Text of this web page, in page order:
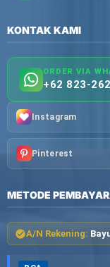
KONTAK KAMI
ORDER VIA
+62 823-
Instagram
Pinterest
METODE
A/N Rekening: